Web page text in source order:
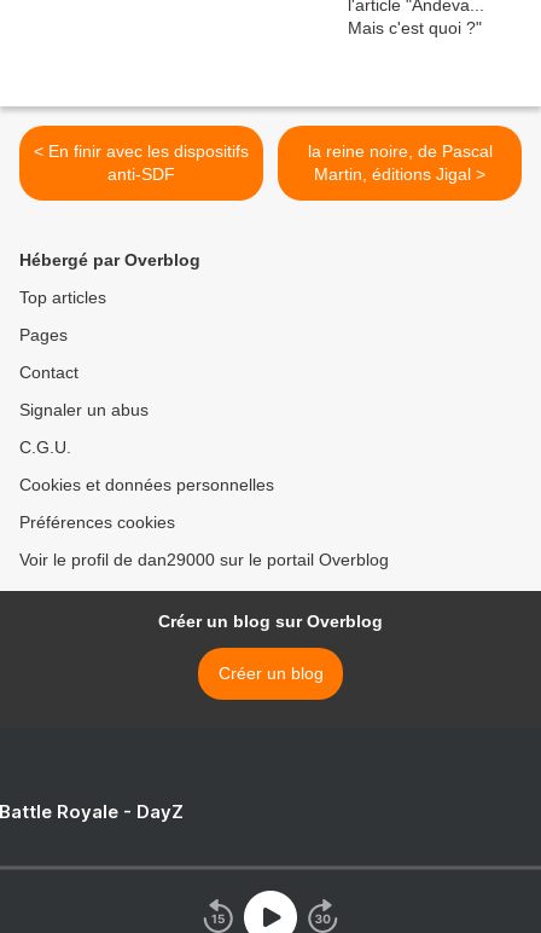
< En finir avec les dispositifs
anti-SDF
la reine noire, de Pascal
Martin, éditions Jigal >
Hébergé par Overblog
Top articles
Pages
Contact
Signaler un abus
C.G.U.
Cookies et données personnelles
Préférences cookies
Voir le profil de dan29000 sur le portail Overblog
Créer un blog sur Overblog
Créer un blog
Royale - DayZ